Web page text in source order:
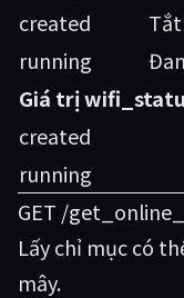
created
running
Giá trị
created
running
GET /
Lấy chỉ mục có
mây.